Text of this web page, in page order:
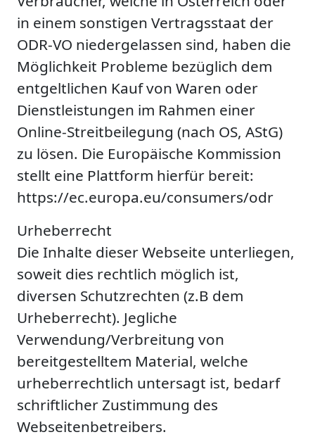
in einem sonstigen Vertragsstaat der
ODR-VO niedergelassen sind, haben die
Möglichkeit Probleme bezüglich dem
entgeltlichen Kauf von Waren oder
Dienstleistungen im Rahmen einer
Online-Streitbeilegung (nach OS, AStG)
zu lösen. Die Europäische Kommission
stellt eine Plattform hierfür bereit:
https://ec.europa.eu/consumers/odr
Urheberrecht
Die Inhalte dieser Webseite unterliegen,
soweit dies rechtlich möglich ist,
diversen Schutzrechten (z.B dem
Urheberrecht). Jegliche
Verwendung/Verbreitung von
bereitgestelltem Material, welche
urheberrechtlich untersagt ist, bedarf
schriftlicher Zustimmung des
Webseitenbetreibers.